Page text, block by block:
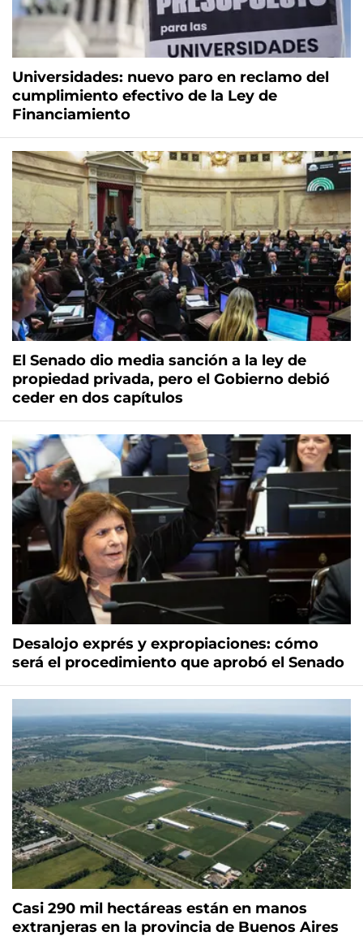
Universidades: nuevo paro en reclamo del
cumplimiento efectivo de la Ley de
Financiamiento
El Senado dio media sanción a la ley de
propiedad privada, pero el Gobierno debió
ceder en dos capítulos
Desalojo exprés y expropiaciones: cómo
será el procedimiento que aprobó el Senado
Casi 290 mil hectáreas están en manos
extranjeras en la provincia de Buenos Aires